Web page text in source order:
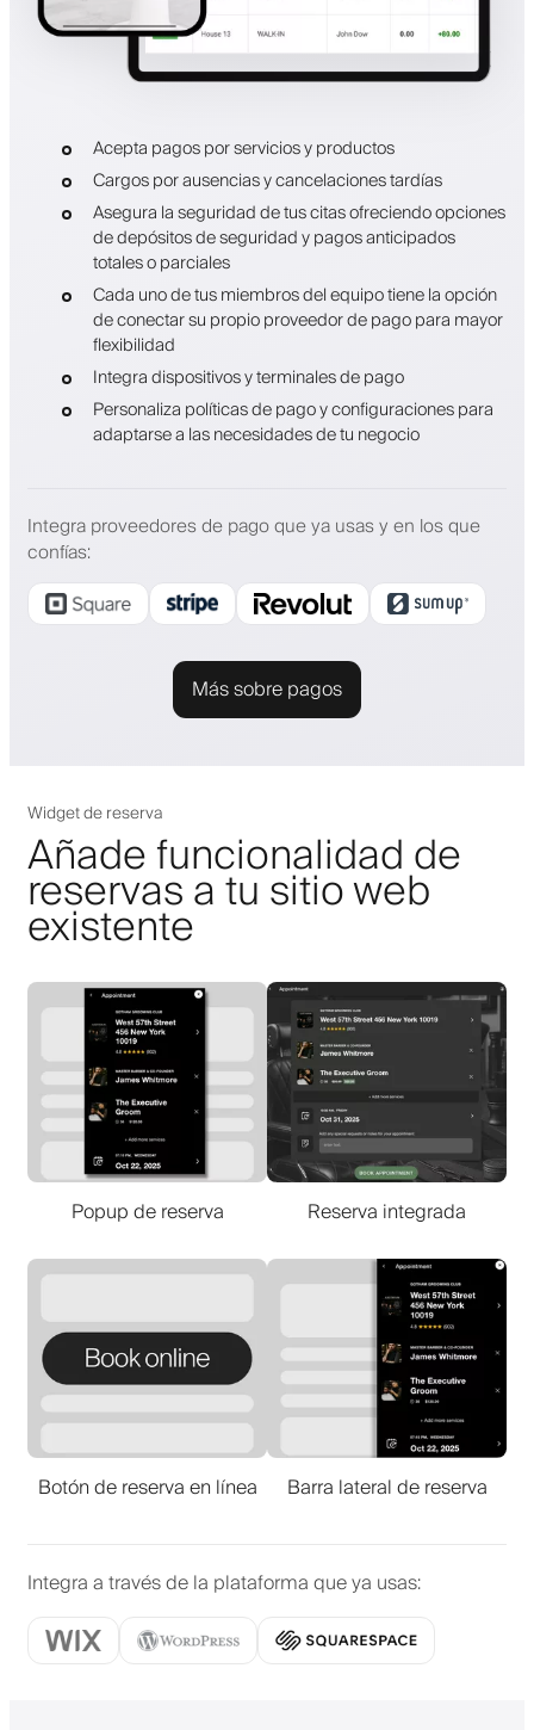
Acepta pagos por servicios y productos
Cargos por ausencias y cancelaciones tardías
Asegura la seguridad de tus citas ofreciendo opciones
de depósitos de seguridad y pagos anticipados
totales o parciales
Cada uno de tus miembros del equipo tiene la opción
de conectar su propio proveedor de pago para mayor
flexibilidad
Integra dispositivos y terminales de pago
Personaliza políticas de pago y configuraciones para
adaptarse a las necesidades de tu negocio
Integra proveedores de pago que ya usas y en los que
confías:
Más sobre pagos
Widget de reserva
Añade funcionalidad de
reservas a tu sitio web
existente
Popup de reserva Reserva integrada
Botón de reserva en línea Barra lateral de reserva
Integra a través de la plataforma que ya usas: